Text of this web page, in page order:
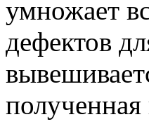
умножает
дефектов